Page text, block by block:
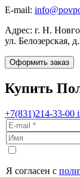
E-mail:
Адрес: г. Н.
ул. Белозерская,
Оформить заказ
Купить
+7(831)214-33-00
Я согласен с